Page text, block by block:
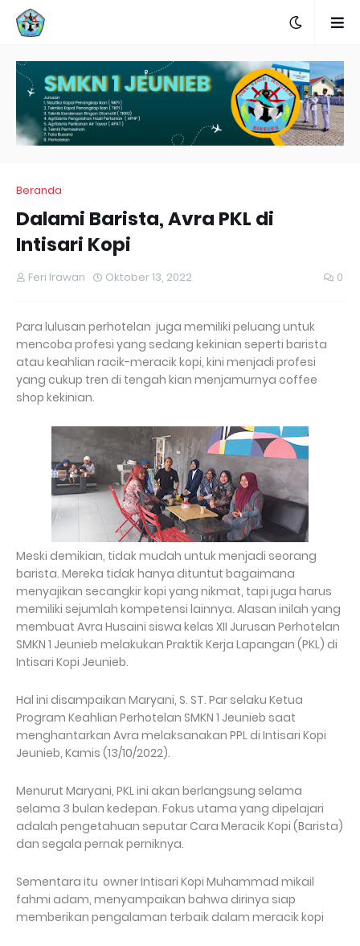
Beranda
Dalami Barista, Avra PKL di
Intisari Kopi
Feri Irawan Oktober 13, 2022 0
Para lulusan perhotelan juga memiliki peluang untuk
mencoba profesi yang sedang kekinian seperti barista
atau keahlian racik-meracik kopi, kini menjadi profesi
yang cukup tren di tengah kian menjamurnya coffee
shop kekinian.
Meski demikian, tidak mudah untuk menjadi seorang
barista. Mereka tidak hanya dituntut bagaimana
menyajikan secangkir kopi yang nikmat, tapi juga harus
memiliki sejumlah kompetensi lainnya. Alasan inilah yang
membuat Avra Husaini siswa kelas XII Jurusan Perhotelan
SMKN 1 Jeunieb melakukan Praktik Kerja Lapangan (PKL) di
Intisari Kopi Jeunieb.
Hal ini disampaikan Maryani, S. ST. Par selaku Ketua
Program Keahlian Perhotelan SMKN 1 Jeunieb saat
menghantarkan Avra melaksanakan PPL di Intisari Kopi
Jeunieb, Kamis (13/10/2022).
Menurut Maryani, PKL ini akan berlangsung selama
selama 3 bulan kedepan. Fokus utama yang dipelajari
adalah pengetahuan seputar Cara Meracik Kopi (Barista)
dan segala pernak perniknya.
Sementara itu owner Intisari Kopi Muhammad mikail
fahmi adam, menyampaikan bahwa dirinya siap
memberikan pengalaman terbaik dalam meracik kopi